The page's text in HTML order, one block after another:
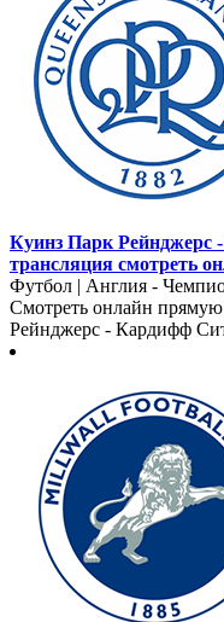
Куинз Парк
трансляция смотреть
Футбол | Англия -
Смотреть онлайн
Рейнджерс - Кардифф